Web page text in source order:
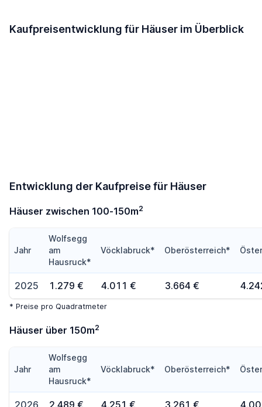
Kaufpreisentwicklung für Häuser im Überblick
Entwicklung der Kaufpreise für Häuser
Häuser zwischen 100-150m2
Jahr
Wolfsegg
am
Hausruck*
Vöcklabruck* Oberösterreich*
2025 1.279 € 4.011 € 3.664 €
* Preise pro Quadratmeter
Häuser über 150m2
Jahr
Wolfsegg
am
Hausruck*
Vöcklabruck* Oberösterreich*
2026 2.489 € 4.251 € 3.261 €